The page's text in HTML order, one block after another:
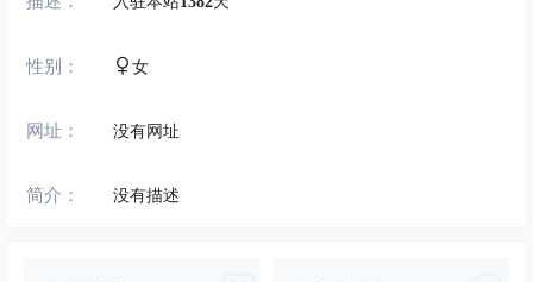
性别： 女
网址： 没有网址
简介： 没有描述